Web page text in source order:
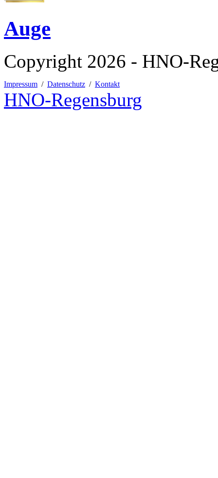
Auge
Copyright 2026 - HNO-
Impressum / Datenschutz / Kontakt
HNO-Regensburg